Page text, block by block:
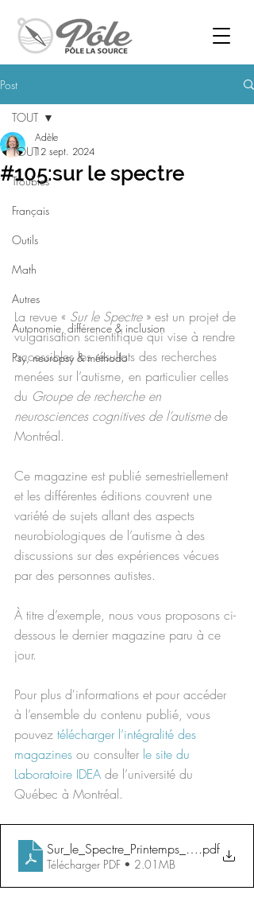
Post
TOUT
Troubles
Français
Outils
Math
Autres
Autonomie, différence & inclusion
Psy, neuropsy & méthodo
TOUT
#105:sur le spectre
Adèle
12 sept. 2024
La revue « Sur le Spectre » est un projet de
vulgarisation scientifique qui vise à rendre
accessibles les résultats des recherches
menées sur l’autisme, en particulier celles
du Groupe de recherche en
neurosciences cognitives de l’autisme de
Montréal.
Ce magazine est publié semestriellement
et les différentes éditions couvrent une
variété de sujets allant des aspects
neurobiologiques de l’autisme à des
discussions sur des expériences vécues
par des personnes autistes.
À titre d’exemple, nous vous proposons ci-
dessous le dernier magazine paru à ce
jour.
Pour plus d'informations et pour accéder
à l’ensemble du contenu publié, vous
pouvez télécharger l’intégralité des
magazines ou consulter le site du
Laboratoire IDEA de l’université du
Québec à Montréal.
.pdf
Télécharger PDF • 2.01MB